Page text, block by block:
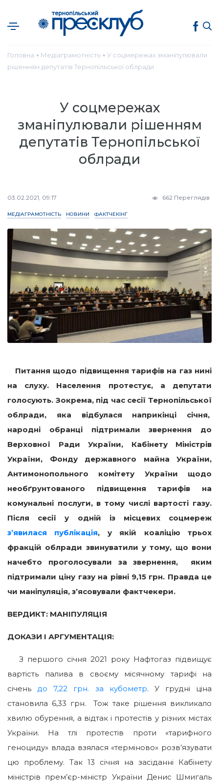
Головна ● Медіаграмотність ● У соцмережах зманіпулювали
рішенням депутатів Тернопільської облради
У соцмережах
зманіпулювали рішенням
депутатів Тернопільської
облради
03.02.2021, 09:17 662 Переглядів
МЕДІАГРАМОТНІСТЬ НОВИНИ ФАКТЧЕКІНГ
Питання щодо підвищення тарифів на газ нині
на слуху. Населення протестує, а депутати
голосують. Зокрема, під час сесії Тернопільської
облради, яка відбулася наприкінці січня,
народні обранці підтримали звернення до
Верховної Ради України, Кабінету Міністрів
України, Фонду державного майна України,
Антимонопольного комітету України щодо
необґрунтованого підвищення тарифів на
комунальні послуги, в тому числі вартості газу.
Після сесії у одній із місцевих соцмереж
з’явилася публікація, у якій коаліцію трьох
фракцій облради звинуватили у тому, що вони
начебто проголосували за звернення, яким
підтримали ціну газу на рівні 9,15 грн. Правда це
чи маніпуляція, з’ясовували фактчекери.
ВЕРДИКТ: МАНІПУЛЯЦІЯ
ДОКАЗИ І АРГУМЕНТАЦІЯ:
З першого січня 2021 року Нафтогаз підвищує
вартість палива в своєму місячному тарифі на
січеньдо 7,22 грн. за кубометр. У грудні ціна
становила 6,33 грн. Тож таке рішення викликало
хвилю обурення, а відтак і протестів у різних містах
України. На тлі протестів проти «тарифного
геноциду» влада взялася «терміново» розв’язувати
цю проблему. Так 13 січня на засіданні Кабінету
міністрів прем’єр-міністр України Денис Шмигаль